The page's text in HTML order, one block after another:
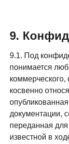
9.
9.1. Под
понимается
косвенно
документации,
переданная
известной в